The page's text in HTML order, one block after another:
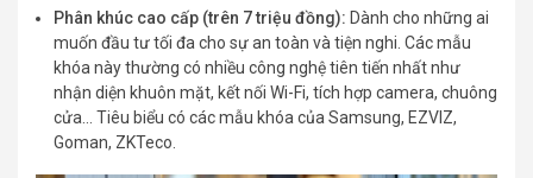
Phân khúc cao cấp (trên 7 triệu đồng): Dành cho những ai
muốn đầu tư tối đa cho sự an toàn và tiện nghi. Các mẫu
khóa này thường có nhiều công nghệ tiên tiến nhất như
nhận diện khuôn mặt, kết nối Wi-Fi, tích hợp camera, chuông
cửa… Tiêu biểu có các mẫu khóa của Samsung, EZVIZ,
Goman, ZKTeco.